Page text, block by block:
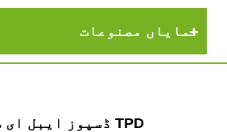
نمایاں مصنوعات
TPD ڈسپوز ایبل ای سگریٹ 600 پفس